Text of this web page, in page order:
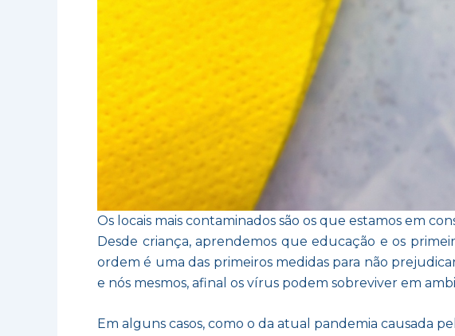
Os locais mais contaminados são os que estamos em
Desde criança, aprendemos que educação e os
ordem é uma das primeiros medidas para não
e nós mesmos, afinal os vírus podem sobreviver em
Em alguns casos, como o da atual pandemia causada